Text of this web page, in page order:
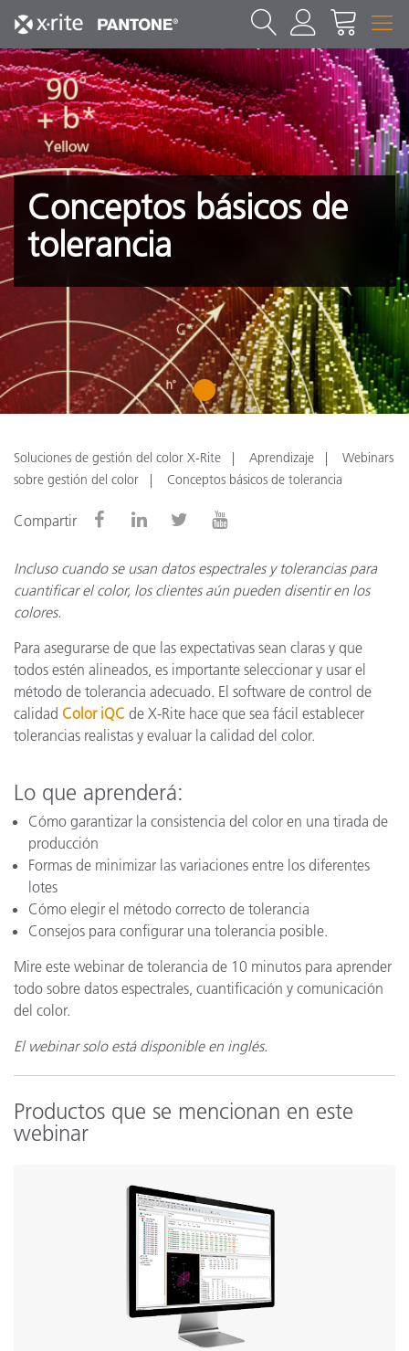
Conceptos básicos de
tolerancia
1
Soluciones de gestión del color X-Rite Aprendizaje
Webinars
sobre gestión del color
Conceptos básicos de tolerancia
Compartir
Incluso cuando se usan datos espectrales y tolerancias para
cuantificar el color, los clientes aún pueden disentir en los
colores.
Para asegurarse de que las expectativas sean claras y que
todos estén alineados, es importante seleccionar y usar el
método de tolerancia adecuado. El software de control de
calidad Color iQC de X-Rite hace que sea fácil establecer
tolerancias realistas y evaluar la calidad del color.
Lo que aprenderá:
Cómo garantizar la consistencia del color en una tirada de
producción
Formas de minimizar las variaciones entre los diferentes
lotes
Cómo elegir el método correcto de tolerancia
Consejos para configurar una tolerancia posible.
Mire este webinar de tolerancia de 10 minutos para aprender
todo sobre datos espectrales, cuantificación y comunicación
del color.
El webinar solo está disponible en inglés.
Productos que se mencionan en este
webinar